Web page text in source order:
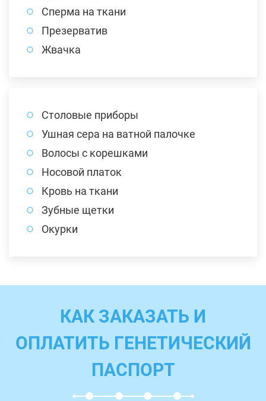
Сперма на ткани
Презерватив
Жвачка
Столовые приборы
Ушная сера на ватной палочке
Волосы с корешками
Носовой платок
Кровь на ткани
Зубные щетки
Окурки
КАК ЗАКАЗАТЬ И
ОПЛАТИТЬ ГЕНЕТИЧЕСКИЙ
ПАСПОРТ